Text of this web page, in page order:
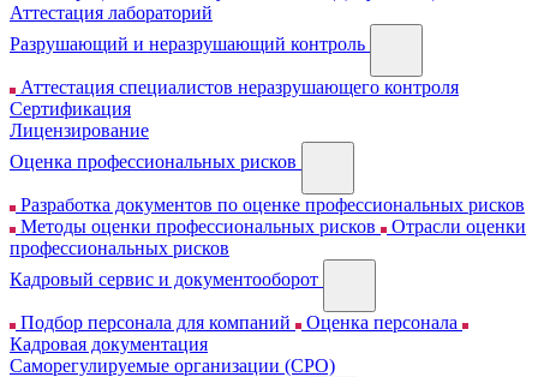
Аттестация лабораторий
Разрушающий и неразрушающий контроль
Аттестация специалистов неразрушающего контроля
Сертификация
Лицензирование
Оценка профессиональных рисков
Разработка документов по оценке профессиональных рисков
Методы оценки профессиональных рисков
Отрасли оценки
профессиональных рисков
Кадровый сервис и документооборот
Подбор персонала для компаний
Оценка персонала
Кадровая документация
Cаморегулируемые организации (СРО)